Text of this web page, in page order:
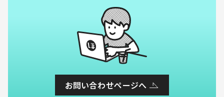
お問い合わせページへ